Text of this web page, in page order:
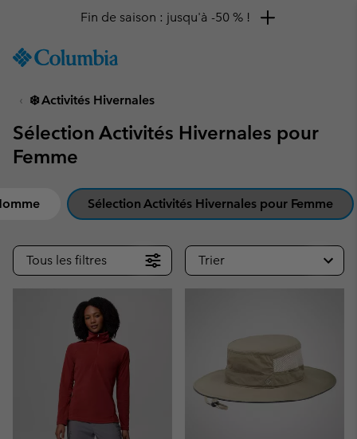
TO
SKIP
MAIN
SEARCH
Remise de 10 % à saisir
❄️ Activités Hivernales
Sélection Activités Hivernales pour
Femme
Sélection Activités Hivernales pour Femme
Tous les filtres Trier